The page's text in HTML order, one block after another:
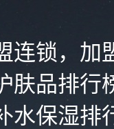
连锁，
品排行
水保湿